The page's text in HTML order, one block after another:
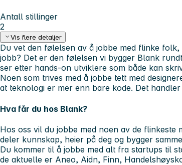
Antall stillinger
2
Vis flere detaljer
Du vet den følelsen av å jobbe med flinke
jobb? Det er den følelsen vi bygger Blank
ser etter hands-on utviklere som både kan
Noen som trives med å jobbe tett med
at teknologi er mer enn bare kode. Det
Hva får du hos Blank?
Hos oss vil du jobbe med noen av de flinkeste
deler kunnskap, heier på deg og bygger
Du kommer til å jobbe med alt fra startups til
de aktuelle er Aneo, Aidn, Finn,